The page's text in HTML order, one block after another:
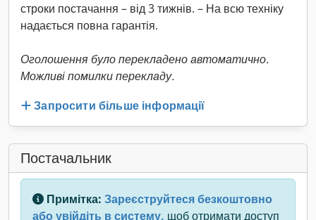
строки постачання – від 3 тижнів. – На всю техніку
надається повна гарантія.
Оголошення було перекладено автоматично.
Можливі помилки перекладу.
Запросити більше інформації
Постачальник
Примітка: Зареєструйтеся безкоштовно
або увійдіть в систему, щоб отримати доступ